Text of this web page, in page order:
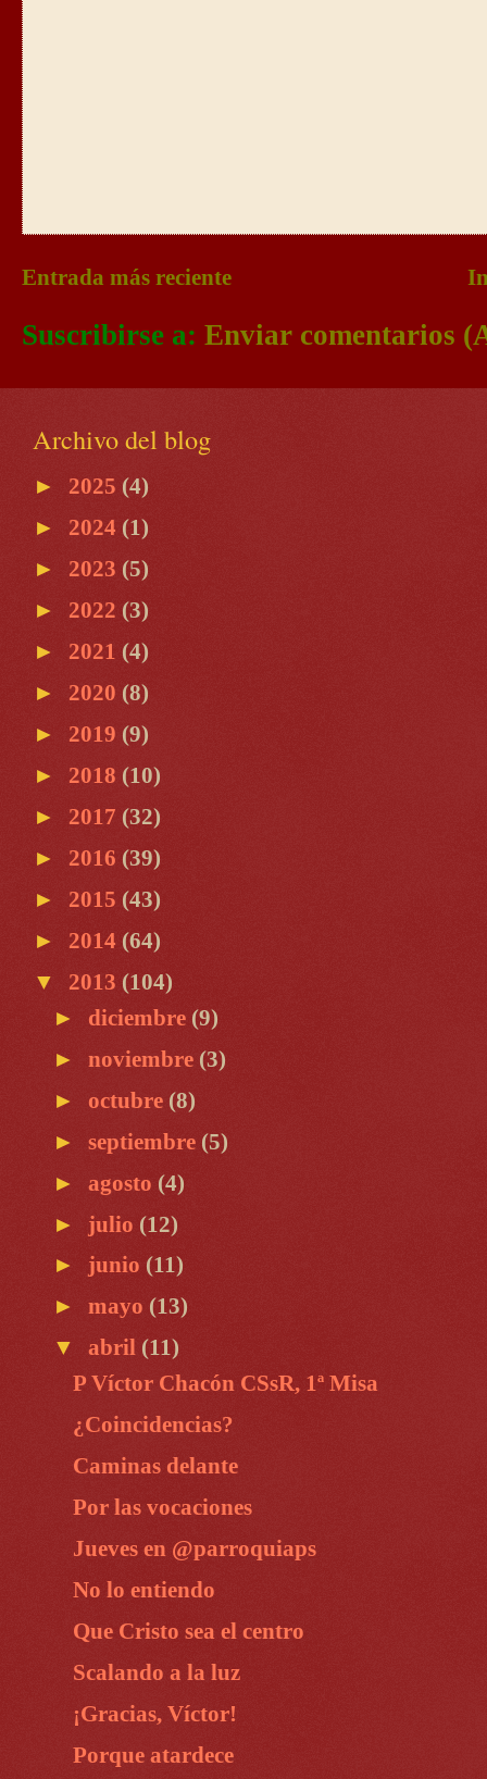
Entrada más reciente
Suscribirse a: Enviar comentarios
Archivo del blog
► 2025 (4)
► 2024 (1)
► 2023 (5)
► 2022 (3)
► 2021 (4)
► 2020 (8)
► 2019 (9)
► 2018 (10)
► 2017 (32)
► 2016 (39)
► 2015 (43)
► 2014 (64)
▼ 2013 (104)
► diciembre (9)
► noviembre (3)
► octubre (8)
► septiembre (5)
► agosto (4)
► julio (12)
► junio (11)
► mayo (13)
▼ abril (11)
P Víctor Chacón CSsR, 1ª Misa
¿Coincidencias?
Caminas delante
Por las vocaciones
Jueves en @parroquiaps
No lo entiendo
Que Cristo sea el centro
Scalando a la luz
¡Gracias, Víctor!
Porque atardece